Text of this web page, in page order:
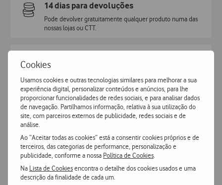
Cookies
Usamos cookies e outras tecnologias similares para melhorar a sua
experiência digital, personalizar conteúdos e anúncios, para lhe
proporcionar funcionalidades de redes sociais, e para analisar dados
de navegação. Partilhamos informação, relativa à sua utilização do
site, com parceiros externos de publicidade, redes sociais e de
análise.
Ao “Aceitar todas as cookies” está a consentir cookies próprios e de
terceiros, das categorias de performance, personalização e
publicidade, conforme a nossa Política de Cookies
Na Lista de Cookiesencontra o detalhe dos cookies usados e uma
descrição da finalidade de cada um.
14 dias para devoluções
Pode devolver gratuitamente qualquer produto numa das
nossas lojas ou CTT.
Encomende hoje antes das 16h e receba no dia útil
seguinteou receba em loja.
Pagamentosimples e seguro
Pague de forma segura com MBWay ou Cartão de Crédito.